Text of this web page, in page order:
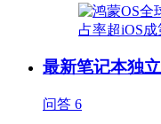
最新笔记本独
问答 6